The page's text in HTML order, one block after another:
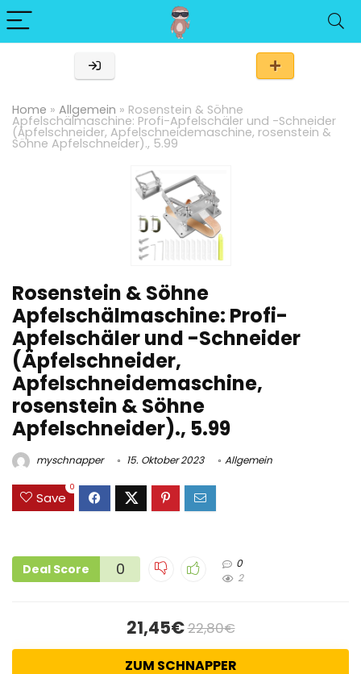
Home » Allgemein » Rosenstein & Söhne
Apfelschälmaschine: Profi-Apfelschäler und -Schneider
(Äpfelschneider, Apfelschneidemaschine, rosenstein &
Söhne Apfelschneider)., 5.99
Rosenstein & Söhne
Apfelschälmaschine: Profi-
Apfelschäler und -Schneider
(Äpfelschneider,
Apfelschneidemaschine,
rosenstein & Söhne
Apfelschneider)., 5.99
myschnapper 15. Oktober 2023 Allgemein
Save
0
Deal Score 0
0
2
21,45€22,80€
ZUM SCHNAPPER